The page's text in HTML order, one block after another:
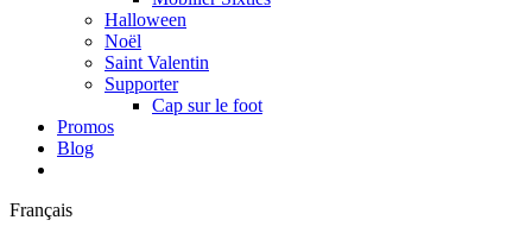
Halloween
Noël
Saint Valentin
Supporter
Cap sur le foot
Promos
Blog
Français